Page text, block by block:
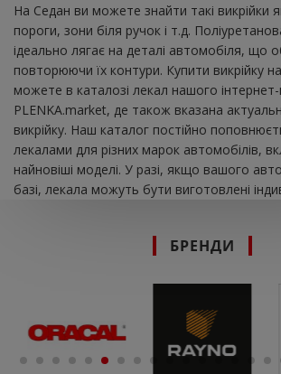
На Седан ви можете знайти такі викрійки
пороги, зони біля ручок і т.д.
ідеально лягає на деталі автомобіля, що
повторюючи їх контури. Купити викрійку
можете в каталозі лекал нашого
PLENKA.market, де також вказана
викрійку. Наш каталог постійно
лекалами для різних марок автомобілів,
найновіші моделі. У разі, якщо вашого
базі, лекала можуть бути виготовлені
БРЕНДИ